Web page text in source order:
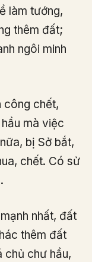
làm tướng,
thêm đất;
ngôi minh
công chết,
mà việc
bị Sở bắt,
chết. Có sử
nhất, đất
thêm đất
chủ chư hầu,